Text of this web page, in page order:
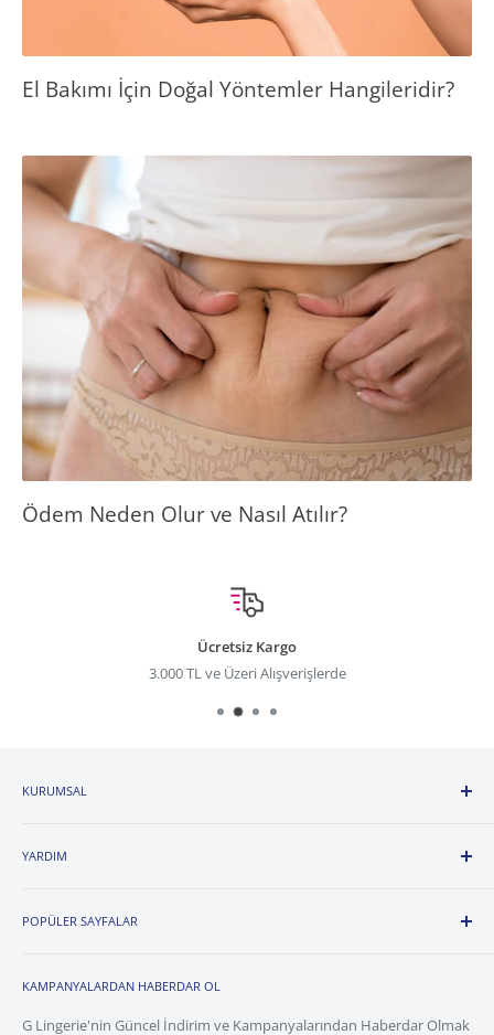
El Bakımı İçin Doğal Yöntemler Hangileridir?
Ödem Neden Olur ve Nasıl Atılır?
Ücretsiz Kargo
3.000 TL ve Üzeri Alışverişlerde
KURUMSAL
İnsan Kaynakları
Franchise Başvuru Formu
Site Haritası
İç Giyim Rehberi
YARDIM
İade ve Değişim Formu
Kadın Beden Tablosu
Bize Ulaşın
POPÜLER SAYFALAR
Calvin Klein Men
Calvin Klein Women
KAMPANYALARDAN HABERDAR OL
G Lingerie'nin Güncel İndirim ve Kampanyalarından Haberdar Olmak